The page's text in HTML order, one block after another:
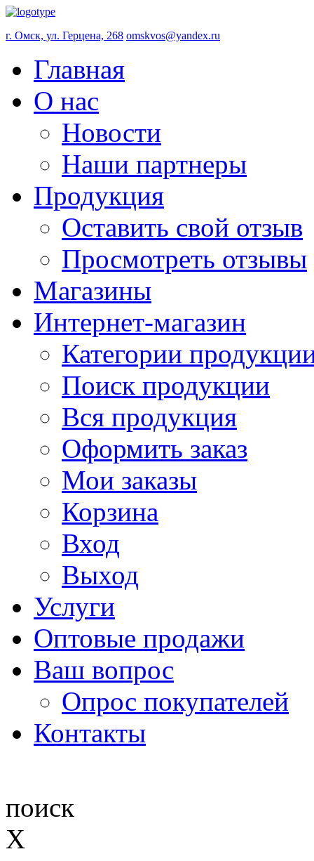
г. Омск, ул. Герцена, 268 omskvos@yandex.ru
Главная
О нас
Новости
Наши партнеры
Продукция
Оставить свой отзыв
Просмотреть отзывы
Магазины
Интернет-магазин
Категории
Поиск продукции
Вся продукция
Оформить заказ
Мои заказы
Корзина
Вход
Выход
Услуги
Оптовые продажи
Ваш вопрос
Опрос покупателей
Контакты
поиск
X